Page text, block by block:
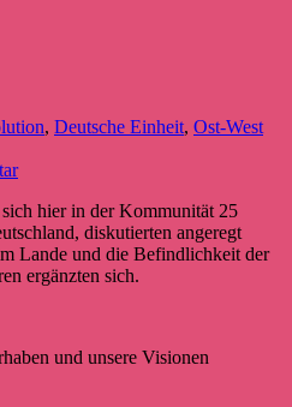
, Deutsche Einheit, Ost-West
hier in der Kommunität 25
diskutierten angeregt
Lande und die Befindlichkeit der
ergänzten sich.
und unsere Visionen